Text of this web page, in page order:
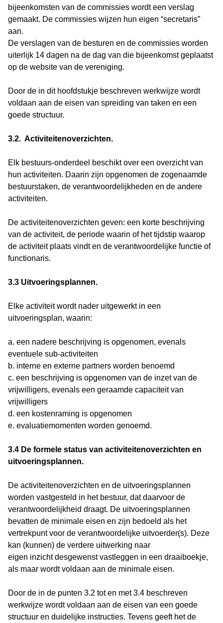
bijeenkomsten van de commissies wordt een verslag
gemaakt. De commissies wijzen hun eigen “secretaris”
aan.
De verslagen van de besturen en de commissies worden
uiterlijk 14 dagen na de dag van die bijeenkomst geplaatst
op de website van de vereniging.
Door de in dit hoofdstukje beschreven werkwijze wordt
voldaan aan de eisen van spreiding van taken en een
goede structuur.
3.2. Activiteitenoverzichten.
Elk bestuurs-onderdeel beschikt over een overzicht van
hun activiteiten. Daarin zijn opgenomen de zogenaamde
bestuurstaken, de verantwoordelijkheden en de andere
activiteiten.
De activiteitenoverzichten geven: een korte beschrijving
van de activiteit, de periode waarin of het tijdstip waarop
de activiteit plaats vindt en de verantwoordelijke functie of
functionaris.
3.3 Uitvoeringsplannen.
Elke activiteit wordt nader uitgewerkt in een
uitvoeringsplan, waarin:
a. een nadere beschrijving is opgenomen, evenals
eventuele sub-activiteiten
b. interne en externe partners worden benoemd
c. een beschrijving is opgenomen van de inzet van de
vrijwilligers, evenals een geraamde capaciteit van
vrijwilligers
d. een kostenraming is opgenomen
e. evaluatiemomenten worden genoemd.
3.4 De formele status van activiteitenoverzichten en
uitvoeringsplannen.
De activiteitenoverzichten en de uitvoeringsplannen
worden vastgesteld in het bestuur, dat daarvoor de
verantwoordelijkheid draagt. De uitvoeringsplannen
bevatten de minimale eisen en zijn bedoeld als het
vertrekpunt voor de verantwoordelijke uitvoerder(s). Deze
kan (kunnen) de verdere uitwerking naar
eigen inzicht desgewenst vastleggen in een draaiboekje,
als maar wordt voldaan aan de minimale eisen.
Door de in de punten 3.2 tot en met 3.4 beschreven
werkwijze wordt voldaan aan de eisen van een goede
structuur en duidelijke instructies. Tevens geeft het de